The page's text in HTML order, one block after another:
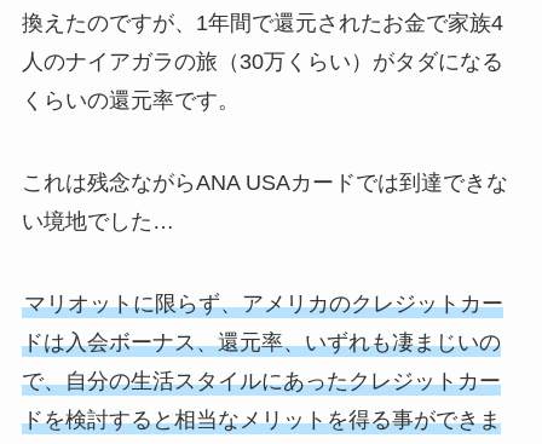
換えたのですが、1年間で還元されたお金で家族4
人のナイアガラの旅（30万くらい）がタダになる
くらいの還元率です。
これは残念ながらANA USAカードでは到達できな
い境地でした…
マリオットに限らず、アメリカのクレジットカー
ドは入会ボーナス、還元率、いずれも凄まじいの
で、自分の生活スタイルにあったクレジットカー
ドを検討すると相当なメリットを得る事ができま